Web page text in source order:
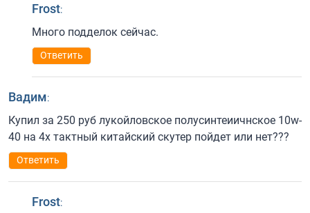
Frost:
Много подделок сейчас.
Ответить
Вадим:
Купил за 250 руб лукойловское полусинтеиичнское 10w-
40 на 4х тактный китайский скутер пойдет или нет???
Ответить
Frost: